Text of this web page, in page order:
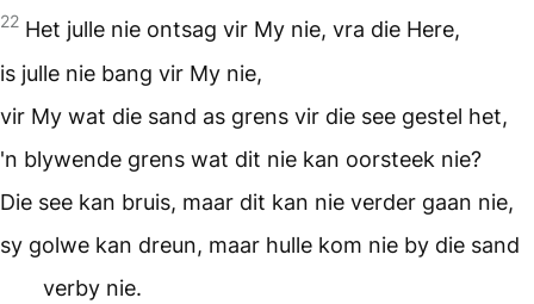
22 Het julle nie ontsag vir My nie, vra die Here,
is julle nie bang vir My nie,
vir My wat die sand as grens vir die see gestel het,
'n blywende grens wat dit nie kan oorsteek nie?
Die see kan bruis, maar dit kan nie verder gaan nie,
sy golwe kan dreun, maar hulle kom nie by die sand
verby nie.